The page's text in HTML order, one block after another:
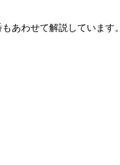
あわせて解説しています。